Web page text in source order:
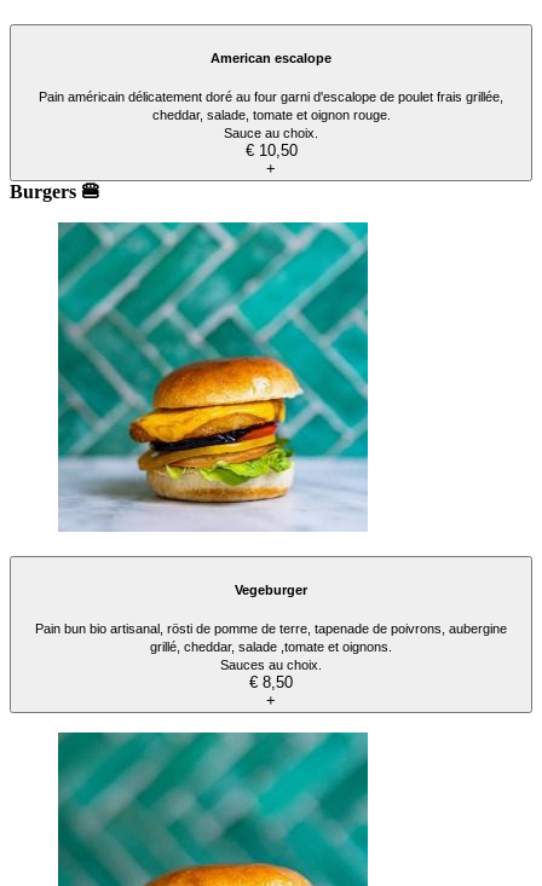
American escalope
Pain américain délicatement doré au four garni d'escalope de poulet frais grillée,
cheddar, salade, tomate et oignon rouge.
Sauce au choix.
€ 10,50
+
Burgers 🍔
Vegeburger
Pain bun bio artisanal, rösti de pomme de terre, tapenade de poivrons, aubergine
grillé, cheddar, salade ,tomate et oignons.
Sauces au choix.
€ 8,50
+